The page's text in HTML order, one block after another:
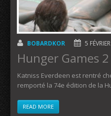
BOBARDKOR 5
Hunger Games
Katniss Everdeen est rentré
remporté la 74e édition de la
READ MORE